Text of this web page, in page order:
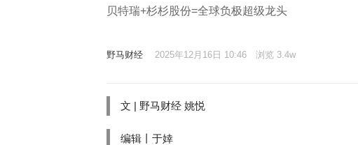
贝特瑞+杉杉股份=全球负极超级龙头
野马财经 2025年12月16日 10:46 浏览 3.4w
文 | 野马财经 姚悦
编辑丨于婞